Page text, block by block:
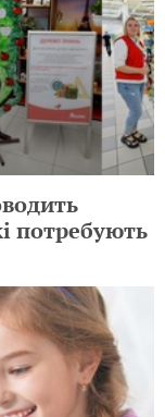
потребують